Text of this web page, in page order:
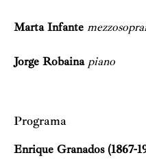
Marta Infante
Jorge Robaina piano
Programa
Enrique Granados (1867-